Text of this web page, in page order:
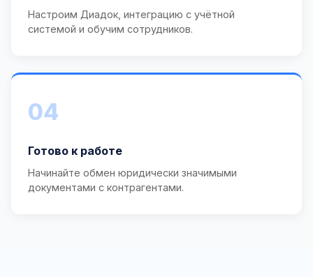
Настроим Диадок, интеграцию с учётной
системой и обучим сотрудников.
04
Готово к работе
Начинайте обмен юридически значимыми
документами с контрагентами.